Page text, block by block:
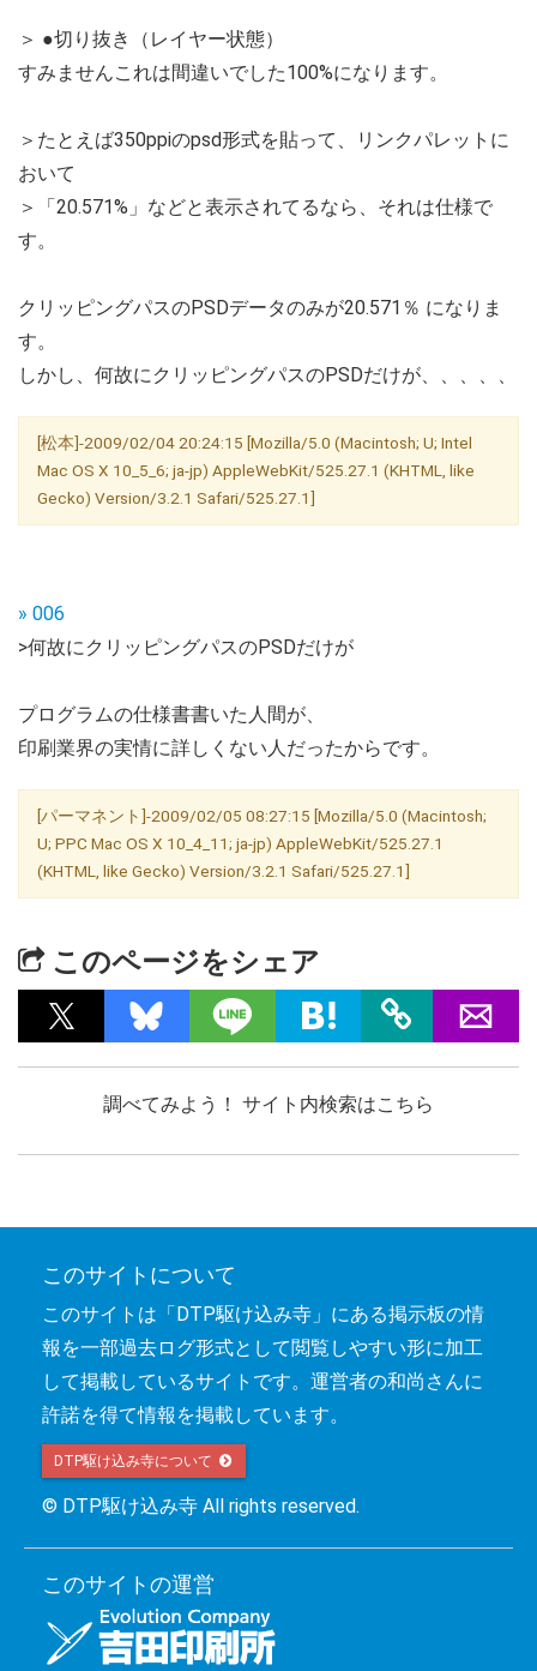
＞ ●切り抜き（レイヤー状態）
すみませんこれは間違いでした100%になります。
＞たとえば350ppiのpsd形式を貼って、リンクパレットに
おいて
＞「20.571%」などと表示されてるなら、それは仕様で
す。
クリッピングパスのPSDデータのみが20.571％ になりま
す。
しかし、何故にクリッピングパスのPSDだけが、、、、、
[松本]-2009/02/04 20:24:15 [Mozilla/5.0 (Macintosh; U; Intel
Mac OS X 10_5_6; ja-jp) AppleWebKit/525.27.1 (KHTML, like
Gecko) Version/3.2.1 Safari/525.27.1]
» 006
>何故にクリッピングパスのPSDだけが
プログラムの仕様書書いた人間が、
印刷業界の実情に詳しくない人だったからです。
[パーマネント]-2009/02/05 08:27:15 [Mozilla/5.0 (Macintosh;
U; PPC Mac OS X 10_4_11; ja-jp) AppleWebKit/525.27.1
(KHTML, like Gecko) Version/3.2.1 Safari/525.27.1]
このページをシェア
調べてみよう！ サイト内検索はこちら
このサイトについて
このサイトは「DTP駆け込み寺」にある掲示板の情
報を一部過去ログ形式として閲覧しやすい形に加工
して掲載しているサイトです。運営者の和尚さんに
許諾を得て情報を掲載しています。
DTP駆け込み寺について
© DTP駆け込み寺 All rights reserved.
このサイトの運営